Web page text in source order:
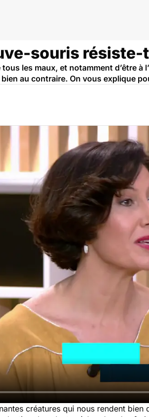
souris
les maux, et notamment d’être à
au contraire. On vous explique
créatures qui nous rendent